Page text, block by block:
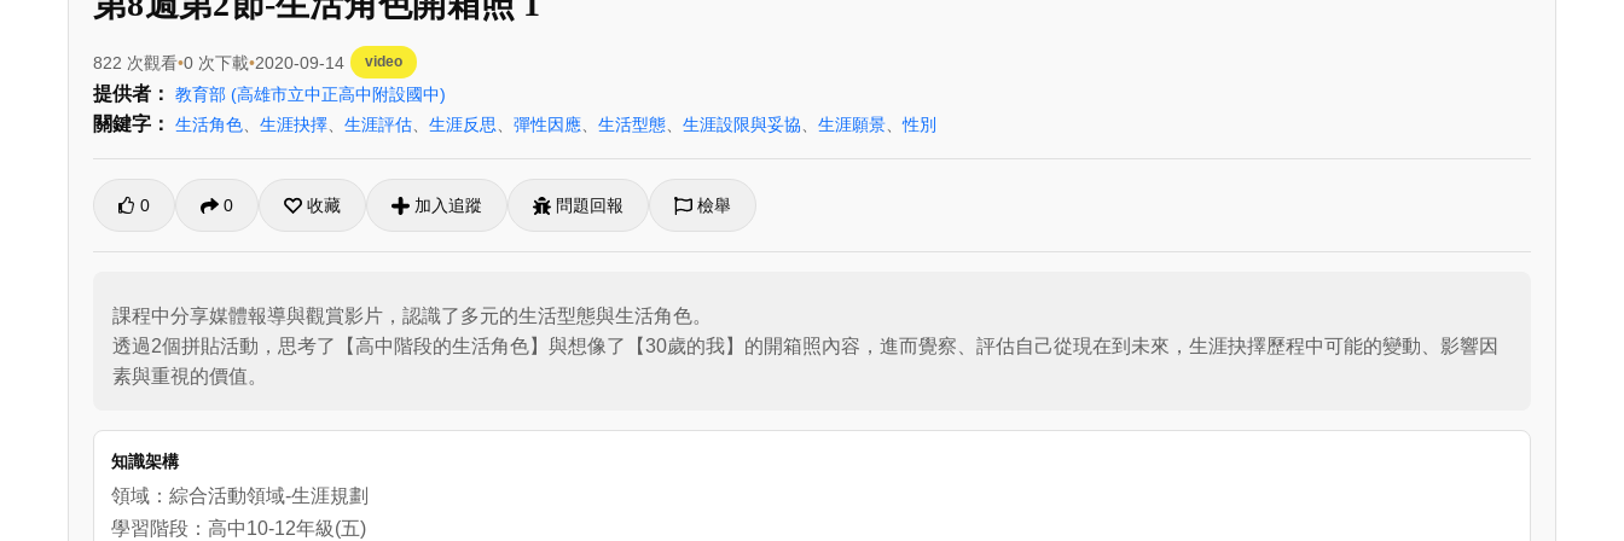
822 次觀看 0 次下載 2020-09-14 video
提供者： 教育部 (高雄市立中正高中附設國中)
關鍵字： 生活角色 生涯抉擇 生涯評估 生涯反思 彈性因應 生活型態 生涯設限與妥協 生涯願景 、性別
0 0 收藏 加入追蹤 問題回報 檢舉
課程中分享媒體報導與觀賞影片，認識了多元的生活型態與生活角色。
透過2個拼貼活動，思考了【高中階段的生活角色】與想像了【30歲的我】的開箱照內容，進而覺察、評估自己從現在到未來，生涯抉擇歷程中可能的變動、影響因
素與重視的價值。
知識架構
領域：綜合活動領域-生涯規劃
學習階段：高中10-12年級(五)